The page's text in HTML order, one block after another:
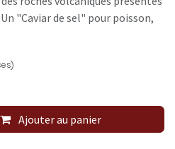
"Caviar de sel" pour poisson,
Ajouter au panier